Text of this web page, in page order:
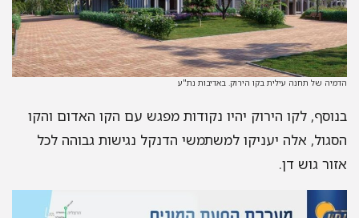
של תחנה עילית בקו הירוק. באדיבות נת"ע
לקו הירוק יהיו נקודות מפגש עם הקו האדום והקו
אלה יעניקו למשתמשי הדנקל נגישות גבוהה לכל
גוש דן.